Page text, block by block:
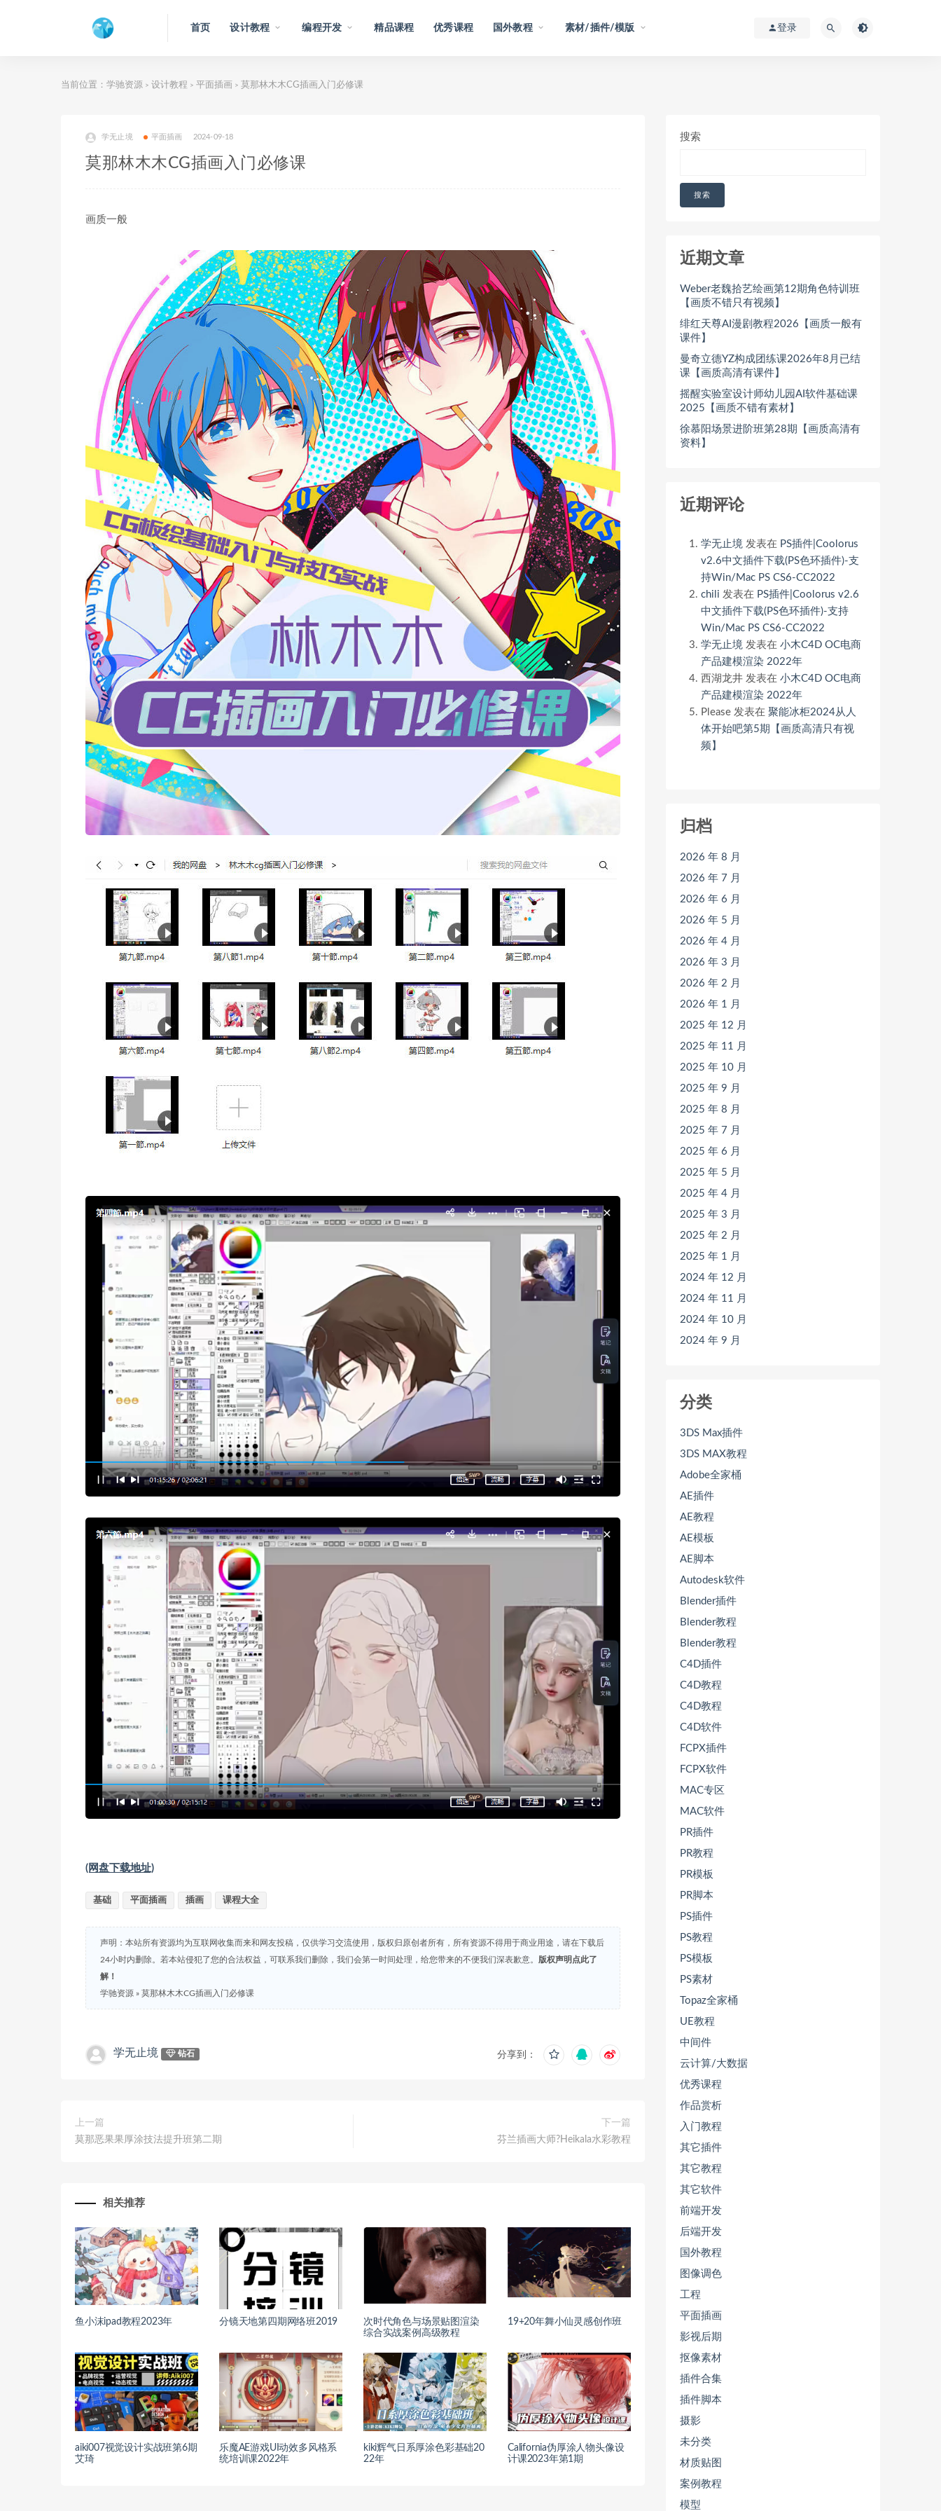
首页 设计教程 编程开发 精品课程 优秀课程 国外教程 素材/插件/模版 登录
当前位置： 学驰资源 > 设计教程 > 平面插画 > 莫那林木木CG插画入门必修课
学无止境 平面插画 2024-09-18
莫那林木木CG插画入门必修课
画质一般
(网盘下载地址)
基础 平面插画 插画 课程大全
声明：本站所有资源均为互联网收集而来和网友投稿，仅供学习交流使用，版权归原创者所有，所有资源不得用于商业用途，请在下载后
24小时内删除。若本站侵犯了您的合法权益，可联系我们删除，我们会第一时间处理，给您带来的不便我们深表歉意。
版权声明点此了
解！
学驰资源 » 莫那林木木CG插画入门必修课
学无止境 钻石 分享到：
上一篇
莫那恶果果厚涂技法提升班第二期
下一篇
芬兰插画大师?Heikala水彩教程
相关推荐
鱼小沫ipad教程2023年 分镜天地第四期网络班2019
次时代角色与场景贴图渲染
综合实战案例高级教程
19+20年舞小仙灵感创作班
aiki007视觉设计实战班第6期
艾琦
乐魔AE游戏UI动效多风格系
统培训课2022年
kiki辉气日系厚涂色彩基础20
22年
California伪厚涂人物头像设
计课2023年第1期
搜索
搜索
近期文章
Weber老魏拾艺绘画第12期角色特训班
【画质不错只有视频】
绯红天尊AI漫剧教程2026【画质一般有
课件】
曼奇立德YZ构成团练课2026年8月已结
课【画质高清有课件】
摇醒实验室设计师幼儿园AI软件基础课
2025【画质不错有素材】
徐慕阳场景进阶班第28期【画质高清有
资料】
近期评论
学无止境 发表在 PS插件|Coolorus
v2.6中文插件下载(PS色环插件)-支
持Win/Mac PS CS6-CC2022
chili 发表在 PS插件|Coolorus v2.6
中文插件下载(PS色环插件)-支持
Win/Mac PS CS6-CC2022
学无止境 发表在 小木C4D OC电商
产品建模渲染 2022年
西湖龙井 发表在 小木C4D OC电商
产品建模渲染 2022年
Please 发表在 聚能冰柜2024从人
体开始吧第5期【画质高清只有视
频】
归档
2026 年 8 月
2026 年 7 月
2026 年 6 月
2026 年 5 月
2026 年 4 月
2026 年 3 月
2026 年 2 月
2026 年 1 月
2025 年 12 月
2025 年 11 月
2025 年 10 月
2025 年 9 月
2025 年 8 月
2025 年 7 月
2025 年 6 月
2025 年 5 月
2025 年 4 月
2025 年 3 月
2025 年 2 月
2025 年 1 月
2024 年 12 月
2024 年 11 月
2024 年 10 月
2024 年 9 月
分类
3DS Max插件
3DS MAX教程
Adobe全家桶
AE插件
AE教程
AE模板
AE脚本
Autodesk软件
Blender插件
Blender教程
Blender教程
C4D插件
C4D教程
C4D教程
C4D软件
FCPX插件
FCPX软件
MAC专区
MAC软件
PR插件
PR教程
PR模板
PR脚本
PS插件
PS教程
PS模板
PS素材
Topaz全家桶
UE教程
中间件
云计算/大数据
优秀课程
作品赏析
入门教程
其它插件
其它教程
其它软件
前端开发
后端开发
国外教程
图像调色
工程
平面插画
影视后期
抠像素材
插件合集
插件脚本
摄影
未分类
材质贴图
案例教程
模型